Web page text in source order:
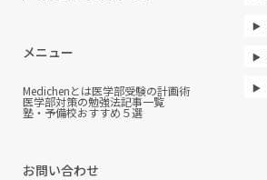
メニュー
Medichenとは医学部受験の計画術
医学部対策の勉強法記事一覧
塾・予備校おすすめ５選
お問い合わせ